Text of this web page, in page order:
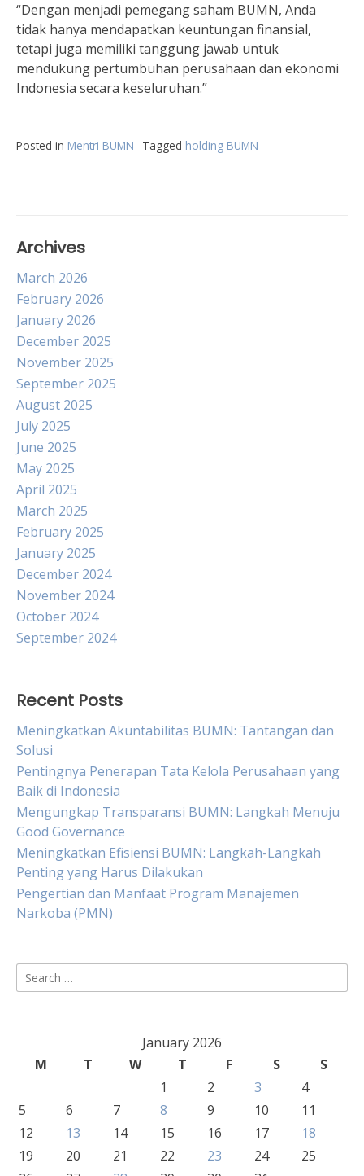
“Dengan menjadi pemegang saham BUMN, Anda
tidak hanya mendapatkan keuntungan finansial,
tetapi juga memiliki tanggung jawab untuk
mendukung pertumbuhan perusahaan dan ekonomi
Indonesia secara keseluruhan.”
Posted in Mentri BUMN Tagged holding BUMN
Archives
March 2026
February 2026
January 2026
December 2025
November 2025
September 2025
August 2025
July 2025
June 2025
May 2025
April 2025
March 2025
February 2025
January 2025
December 2024
November 2024
October 2024
September 2024
Recent Posts
Meningkatkan Akuntabilitas BUMN: Tantangan dan
Solusi
Pentingnya Penerapan Tata Kelola Perusahaan yang
Baik di Indonesia
Mengungkap Transparansi BUMN: Langkah Menuju
Good Governance
Meningkatkan Efisiensi BUMN: Langkah-Langkah
Penting yang Harus Dilakukan
Pengertian dan Manfaat Program Manajemen
Narkoba (PMN)
Search
for:
January 2026
M
T W T F S
S
1
2 3
4
5
6 7 8 9 10
11
12
13 14 15 16 17
18
19
20 21 22 23 24
25